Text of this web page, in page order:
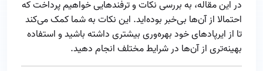
در این مقاله، به بررسی نکات و ترفندهایی خواهیم پرداخت که
احتمالا از آن‌ها بی‌خبر بوده‌اید. این نکات به شما کمک می‌کند
تا از ایرپادهای خود بهره‌وری بیشتری داشته باشید و استفاده
بهینه‌تری از آن‌ها در شرایط مختلف انجام دهید.